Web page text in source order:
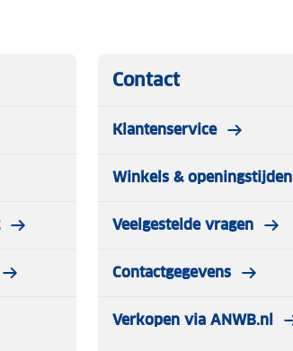
Contact
Klantenservice
Winkels & openingstijden
Veelgestelde vragen
Contactgegevens
Verkopen via ANWB.nl